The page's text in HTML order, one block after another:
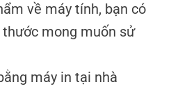
về máy tính, bạn có
mong muốn sử
máy in tại nhà